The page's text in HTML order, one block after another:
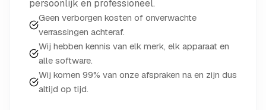
persoonlijk en professioneel.
Geen verborgen kosten of onverwachte
verrassingen achteraf.
Wij hebben kennis van elk merk, elk apparaat en
alle software.
Wij komen 99% van onze afspraken na en zijn dus
altijd op tijd.